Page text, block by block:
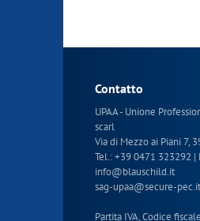
Contatto
UPAA - Unione
scarl
Via di Mezzo ai Piani 7,
Tel.:+39 0471 323292 |
info@blauschild.it
sag-upaa@secure-pec.it
Partita IVA, Codice